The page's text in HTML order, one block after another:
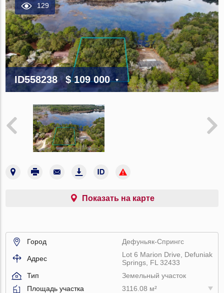
129
ID558238 $ 109 000
Показать на карте
Город Дефуньяк-Спрингс
Адрес
Lot 6 Marion Drive, Defuniak
Springs, FL 32433
Тип
Земельный участок
Площадь участка
3116.08 м²